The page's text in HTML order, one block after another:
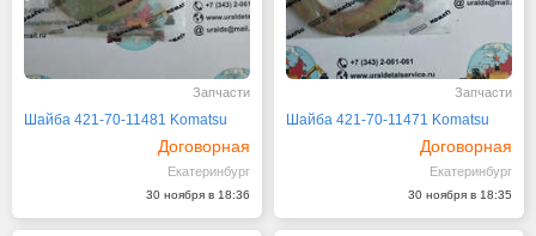
Запчасти
Шайба 421-70-11481 Komatsu
Договорная
Екатеринбург
30 ноября в 18:36
Запчасти
Шайба 421-70-11471 Komatsu
Договорная
Екатеринбург
30 ноября в 18:35